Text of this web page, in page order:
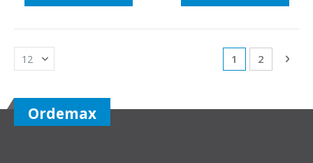
Página
Você esta
1 Página
2
Ordemax